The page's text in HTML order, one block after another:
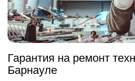
Гарантия на ремонт
Барнауле